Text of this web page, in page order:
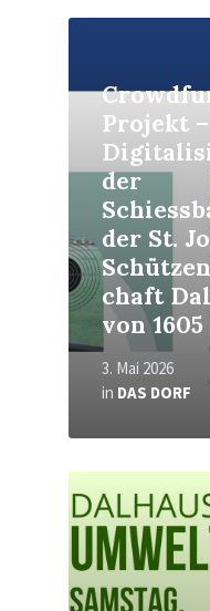
Projekt –
der
der St.
chaft
von 1605
3. Mai 2026
in DAS DORF
Read
Read
More